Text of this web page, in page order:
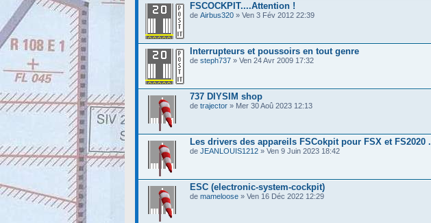
FSCOCKPIT....Attention !
de Airbus320 » Ven 3 Fév 2012 22:39
Interrupteurs et poussoirs en tout genre
de steph737 » Ven 24 Avr 2009 17:32
737 DIYSIM shop
de trajector » Mer 30 Aoû 2023 12:13
Les drivers des appareils FSCokpit pour FSX et FS2020 .
de JEANLOUIS1212 » Ven 9 Juin 2023 18:42
ESC (electronic-system-cockpit)
de mameloose » Ven 16 Déc 2022 12:29